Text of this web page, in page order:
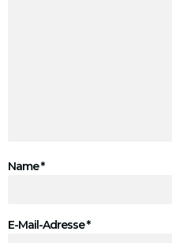
Name*
E-Mail-Adresse*